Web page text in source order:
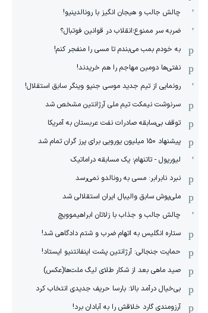
چالش جالب و هیجان انگیز با رونالدینیو!
ضربه سر ممنوع؛انقلاب در قوانین فوتبال؟
به خودم بمب می‌بندم تا مسی را منفجر کنم!
نفتی‌ها دومین مهاجم را هم خریدند!
رونمایی از تیم جدید موسی جنپو وینگر سابق استقلال!
سرنوشت نیمکت تیم ملی آرژانتین مشخص شد
توقف بی‌سابقه صادرات نفت عربستان به آمریکا
پیشنهاد ۱۵۰ میلیون یورویی برای پرز گران تمام شد
لیورپول - تاتنهام؛ یک مسابقه دراماتیک
نبرد نابرابر: مسی به رونالدو نمی‌رسد
ملی‌پوش سابق والیبال ایران استقلالی شد
چالش جالب و جذاب با زلاتان ابراهیموویچ
ستاره انگلیس به اتهام ضرب و شتم دادگاهی شد!
حمایت جنجالی: آرژانتین پشت اینفانتنیو ایستاد!
صید ماهی بعد از شکار طلای لیگ ملت‌ها(عکس)
بی‌خیال درآمد بالا: بارسا حریف جدیدی انتخاب کرد
آرزومندی گارد خلاقش را به آبادان برد!